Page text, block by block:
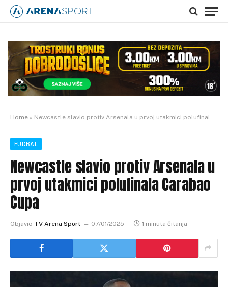
Home » Newcastle slavio protiv Arsenala u prvoj utakmici polufinala Carabao Cupa
FUDBAL
Newcastle slavio protiv Arsenala u
prvoj utakmici polufinala Carabao
Cupa
Objavio TV Arena Sport 07/01/2025 1 minuta čitanja